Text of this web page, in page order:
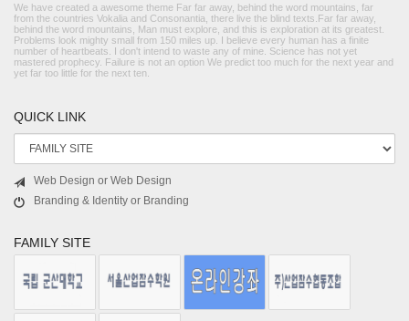
We have created a awesome theme Far far away, behind the word mountains, far
from the countries Vokalia and Consonantia, there live the blind texts.Far far away,
behind the word mountains, Man must explore, and this is exploration at its greatest.
Problems look mighty small from 150 miles up. I believe every human has a finite
number of heartbeats. I don't intend to waste any of mine. Science has not yet
mastered prophecy. Failure is not an option We predict too much for the next year and
yet far too little for the next ten.
QUICK LINK
Web Design or Web Design
Branding & Identity or Branding
FAMILY SITE